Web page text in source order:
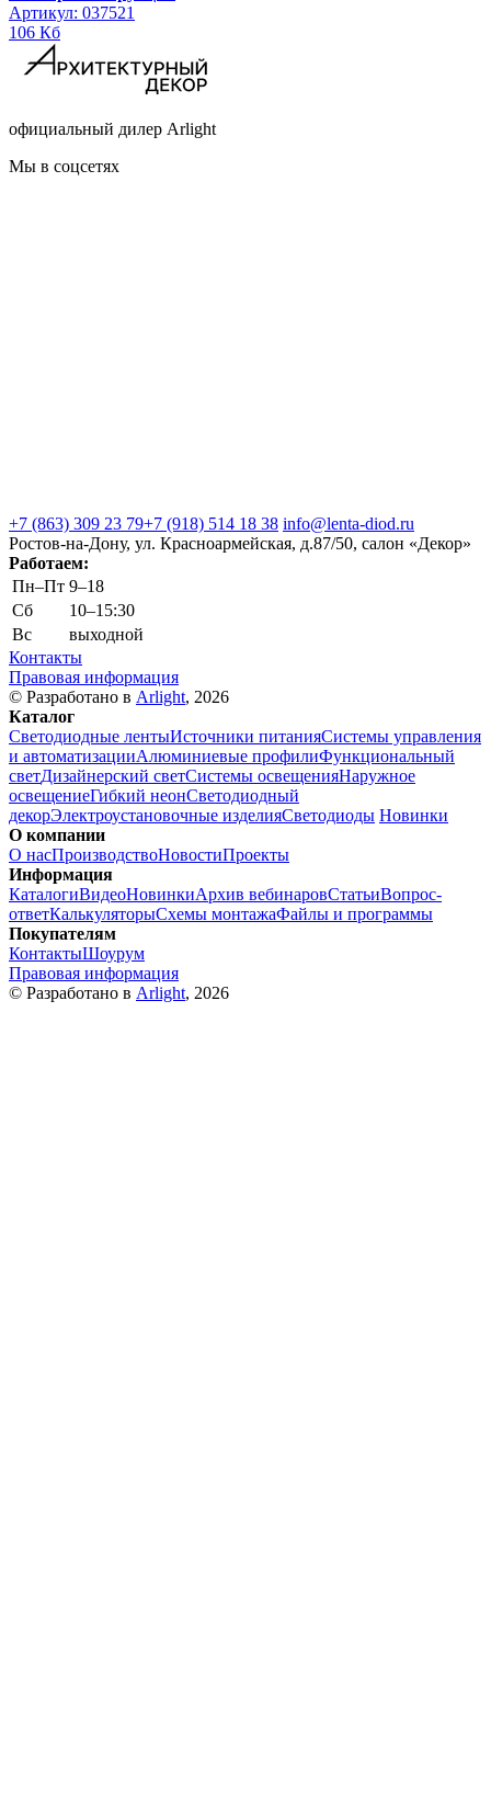
Артикул: 037521
106 Кб
официальный дилер Arlight
Мы в соцсетях
+7 (863) 309 23 79+7 (918) 514 18 38 info@lenta-diod.ru
Ростов-на-Дону, ул. Красноармейская, д.87/50, салон «Декор»
Работаем:
Пн–Пт 9–18
Сб
10–15:30
Вс
выходной
Контакты
Правовая информация
© Разработано в Arlight, 2026
Каталог
Светодиодные лентыИсточники питанияСистемы управления
и автоматизацииАлюминиевые профилиФункциональный
светДизайнерский светСистемы освещенияНаружное
освещениеГибкий неонСветодиодный
декорЭлектроустановочные изделияСветодиоды Новинки
О компании
О насПроизводствоНовостиПроекты
Информация
КаталогиВидеоНовинкиАрхив вебинаровСтатьиВопрос-
ответКалькуляторыСхемы монтажаФайлы и программы
Покупателям
КонтактыШоурум
Правовая информация
© Разработано в Arlight, 2026